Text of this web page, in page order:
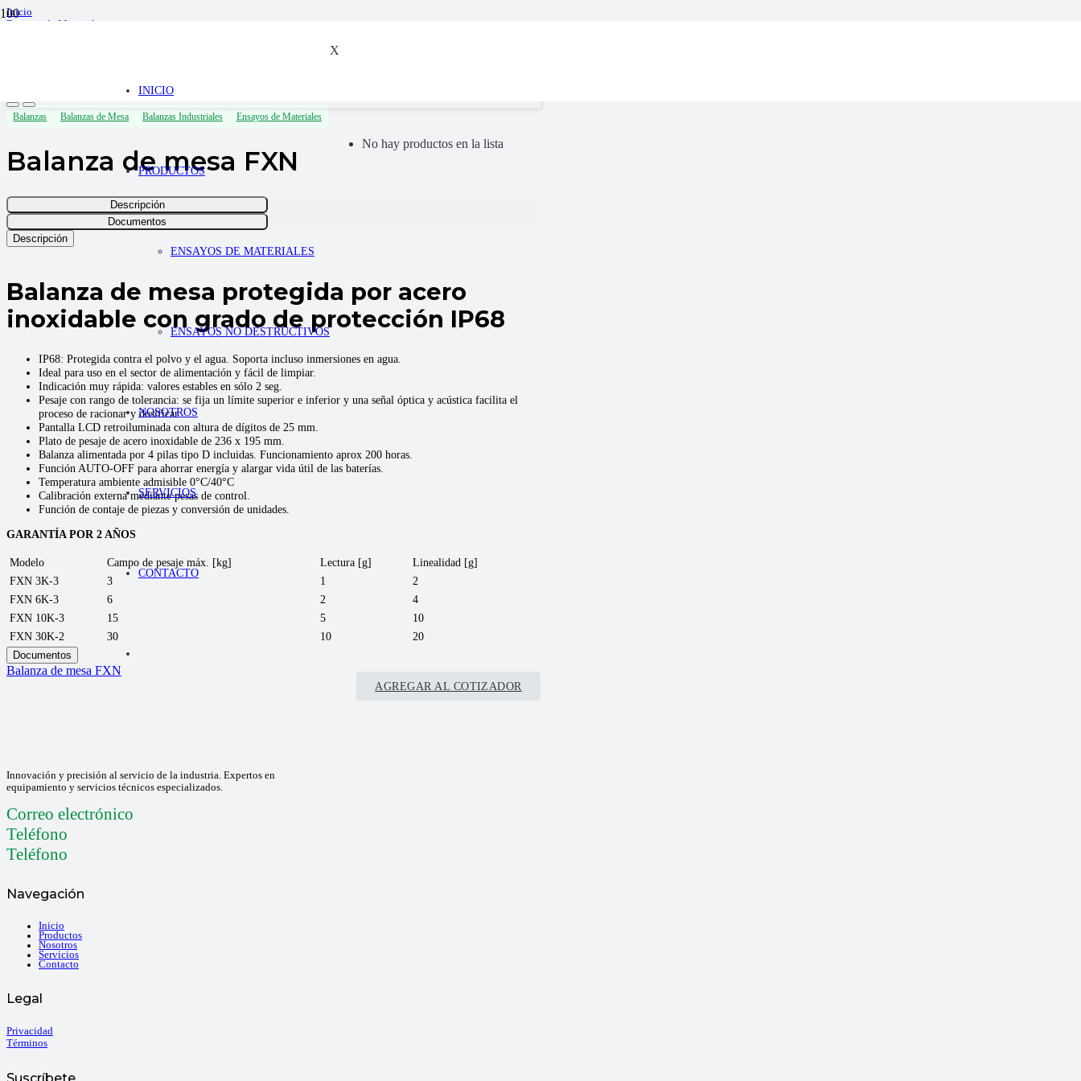
INICIO
PRODUCTOS
ENSAYOS DE MATERIALES
ENSAYOS NO DESTRUCTIVOS
NOSOTROS
SERVICIOS
CONTACTO
X
No hay productos en la lista
Inicio
Ensayos de Materiales
Balanzas Balanzas de Mesa Balanzas Industriales Ensayos de Materiales
Balanza de mesa FXN
Descripción
Documentos
Descripción
Balanza de mesa protegida por acero
inoxidable con grado de protección IP68
IP68: Protegida contra el polvo y el agua. Soporta incluso inmersiones en agua.
Ideal para uso en el sector de alimentación y fácil de limpiar.
Indicación muy rápida: valores estables en sólo 2 seg.
Pesaje con rango de tolerancia: se fija un límite superior e inferior y una señal óptica y acústica facilita el
proceso de racionar y dosificar.
Pantalla LCD retroiluminada con altura de dígitos de 25 mm.
Plato de pesaje de acero inoxidable de 236 x 195 mm.
Balanza alimentada por 4 pilas tipo D incluidas. Funcionamiento aprox 200 horas.
Función AUTO-OFF para ahorrar energía y alargar vida útil de las baterías.
Temperatura ambiente admisible 0°C/40°C
Calibración externa mediante pesas de control.
Función de contaje de piezas y conversión de unidades.
GARANTÍA POR 2 AÑOS
Modelo Campo de pesaje máx. [kg] Lectura [g]
Linealidad [g]
FXN 3K-3
3 1
2
FXN 6K-3
6 2
4
FXN 10K-3
15 5
10
FXN 30K-2
30 10 20
Documentos
Balanza de mesa FXN
AGREGAR AL COTIZADOR
Innovación y precisión al servicio de la industria. Expertos en
equipamiento y servicios técnicos especializados.
Correo electrónico
Teléfono
Teléfono
Navegación
Inicio
Productos
Nosotros
Servicios
Contacto
Legal
Privacidad
Términos